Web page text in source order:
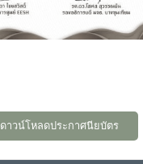
ดาวน์โหลดประกาศนียบัตร